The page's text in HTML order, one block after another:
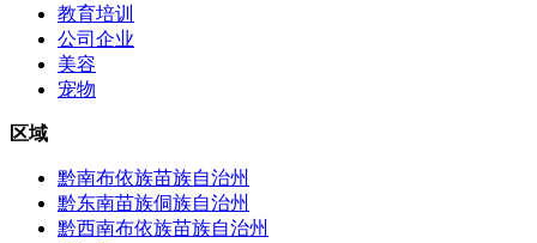
教育培训
公司企业
美容
宠物
区域
黔南布依族苗族自治州
黔东南苗族侗族自治州
黔西南布依族苗族自治州